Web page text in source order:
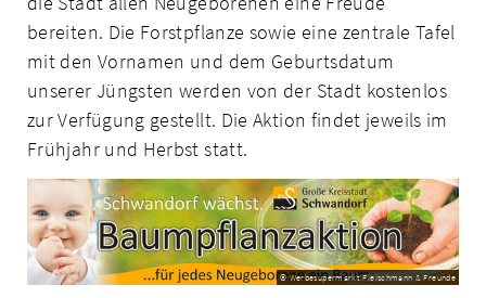
bereiten. Die Forstpflanze sowie eine zentrale Tafel
mit den Vornamen und dem Geburtsdatum
unserer Jüngsten werden von der Stadt kostenlos
zur Verfügung gestellt. Die Aktion findet jeweils im
Frühjahr und Herbst statt.
© Werbesupermarkt Fleischmann & Freunde